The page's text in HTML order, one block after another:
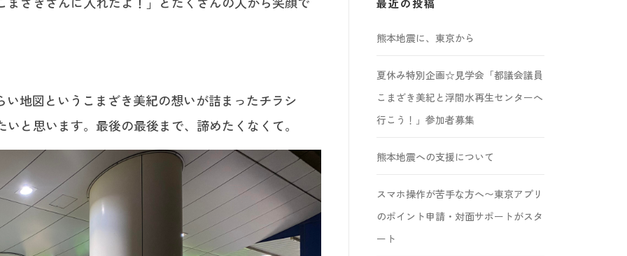
地図というこまざき美紀の想いが詰まったチラシ
と思います。最後の最後まで、諦めたくなくて。
最近の投稿
熊本地震に、東京から
夏休み特別企画☆見学会「都議会議員
こまざき美紀と浮間水再生センターへ
行こう！」参加者募集
熊本地震への支援について
スマホ操作が苦手な方へ〜東京アプリ
のポイント申請・対面サポートがスタ
ート